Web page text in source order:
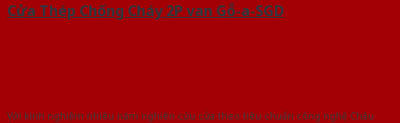
Cửa Thép Chống Cháy 2P van Gỗ-a-SGD
Với kinh nghiệm nhiêu năm nghiên cứu cửa theo tiêu chuẩn công nghệ Châu